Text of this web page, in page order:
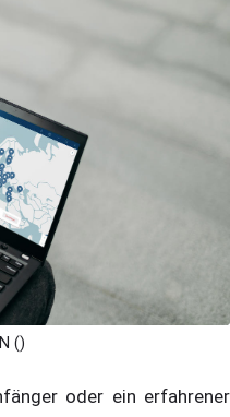
()
oder ein erfahrener